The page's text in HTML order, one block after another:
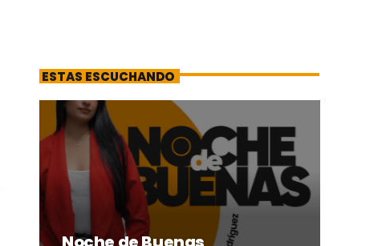
ESTAS ESCUCHANDO